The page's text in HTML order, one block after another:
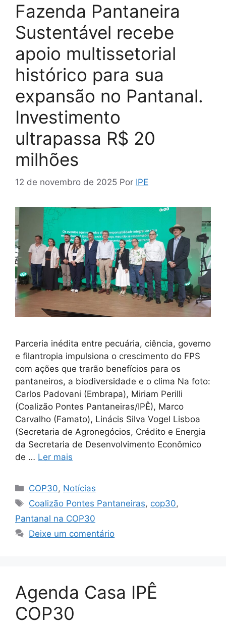
Fazenda Pantaneira
Sustentável recebe
apoio multissetorial
histórico para sua
expansão no Pantanal.
Investimento
ultrapassa R$ 20
milhões
12 de novembro de 2025 Por IPE
Parceria inédita entre pecuária, ciência, governo
e filantropia impulsiona o crescimento do FPS
com ações que trarão benefícios para os
pantaneiros, a biodiversidade e o clima Na foto:
Carlos Padovani (Embrapa), Miriam Perilli
(Coalizão Pontes Pantaneiras/IPÊ), Marco
Carvalho (Famato), Linácis Silva Vogel Lisboa
(Secretaria de Agronegócios, Crédito e Energia
da Secretaria de Desenvolvimento Econômico
de … Ler mais
COP30, Notícias
Coalizão Pontes Pantaneiras, cop30,
Pantanal na COP30
Deixe um comentário
Agenda Casa IPÊ
COP30